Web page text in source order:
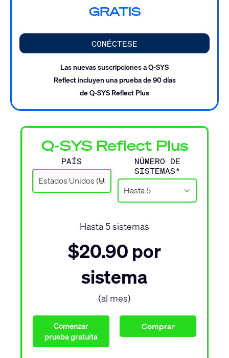
GRATIS
CONÉCTESE
Las nuevas suscripciones a Q-SYS
Reflect incluyen una prueba de 90 días
de Q-SYS Reflect Plus
Q-SYS Reflect Plus
PAÍS
NÚMERO DE
SISTEMAS*
Hasta5sistemas
$20.90 por
sistema
(al mes)
Comenzar
prueba gratuita
Comprar